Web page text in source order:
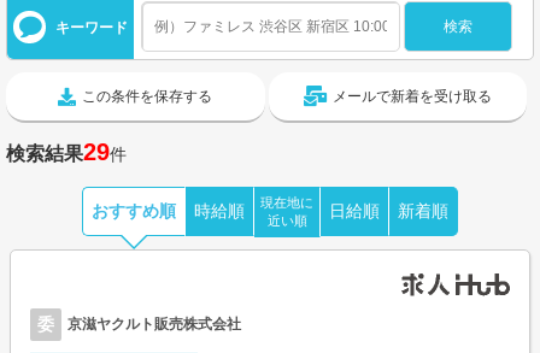
キーワード
この条件を保存する メールで新着を受け取る
検索結果29件
おすすめ順 時給順
現在地に
近い順
日給順 新着順
委 京滋ヤクルト販売株式会社